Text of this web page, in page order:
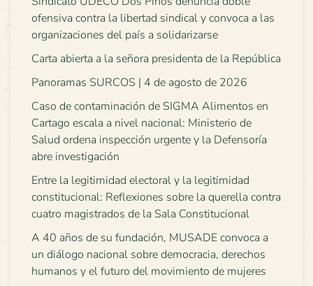
ofensiva contra la libertad sindical y convoca a las
organizaciones del país a solidarizarse
Carta abierta a la señora presidenta de la República
Panoramas SURCOS | 4 de agosto de 2026
Caso de contaminación de SIGMA Alimentos en
Cartago escala a nivel nacional: Ministerio de
Salud ordena inspección urgente y la Defensoría
abre investigación
Entre la legitimidad electoral y la legitimidad
constitucional: Reflexiones sobre la querella contra
cuatro magistrados de la Sala Constitucional
A 40 años de su fundación, MUSADE convoca a
un diálogo nacional sobre democracia, derechos
humanos y el futuro del movimiento de mujeres